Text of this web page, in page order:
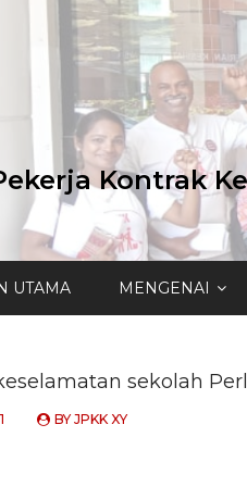
Kontrak
UTAMA MENGENAI
sekolah
BYJPKK XY